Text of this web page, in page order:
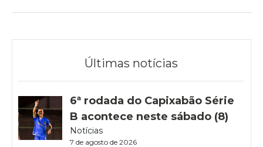
Últimas notícias
6ª rodada do Capixabão Série
B acontece neste sábado (8)
Notícias
7 de agosto de 2026